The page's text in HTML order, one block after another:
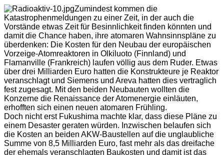
Zumindest kommen die
Katastrophenmeldungen zu einer Zeit, in der auch die
Vorstände etwas Zeit für Besinnlichkeit finden könnten und
damit die Chance haben, ihre atomaren Wahnsinnspläne zu
überdenken: Die Kosten für den Neubau der europäischen
Vorzeige-Atomreaktoren in Olkiluoto (Finnland) und
Flamanville (Frankreich) laufen völlig aus dem Ruder. Etwas
über drei Milliarden Euro hatten die Konstrukteure je Reaktor
veranschlagt und Siemens und Areva hatten dies vertraglich
fest zugesagt. Mit den beiden Neubauten wollten die
Konzerne die Renaissance der Atomenergie einläuten,
erhofften sich einen neuen atomaren Frühling.
Doch nicht erst Fukushima machte klar, dass diese Pläne zu
einem Desaster geraten würden. Inzwischen belaufen sich
die Kosten an beiden AKW-Baustellen auf die unglaubliche
Summe von 8,5 Milliarden Euro, fast mehr als das dreifache
der ehemals veranschlagten Baukosten und damit ist das